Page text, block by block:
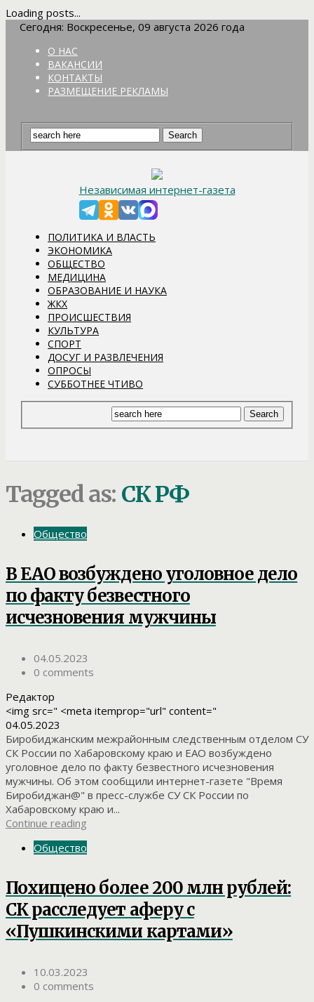
Loading posts...
Сегодня: Воскресенье, 09 августа 2026 года
О НАС
ВАКАНСИИ
КОНТАКТЫ
РАЗМЕЩЕНИЕ РЕКЛАМЫ
Независимая интернет-газета
ПОЛИТИКА И ВЛАСТЬ
ЭКОНОМИКА
ОБЩЕСТВО
МЕДИЦИНА
ОБРАЗОВАНИЕ И НАУКА
ЖКХ
ПРОИСШЕСТВИЯ
КУЛЬТУРА
СПОРТ
ДОСУГ И РАЗВЛЕЧЕНИЯ
ОПРОСЫ
СУББОТНЕЕ ЧТИВО
Tagged as: СК РФ
Общество
В ЕАО возбуждено уголовное дело
по факту безвестного
исчезновения мужчины
04.05.2023
0 comments
Редактор
<img src=" <meta itemprop="url" content="
04.05.2023
Биробиджанским межрайонным следственным отделом СУ
СК России по Хабаровскому краю и ЕАО возбуждено
уголовное дело по факту безвестного исчезновения
мужчины. Об этом сообщили интернет-газете "Время
Биробиджан@" в пресс-службе СУ СК России по
Хабаровскому краю и...
Continue reading
Общество
Похищено более 200 млн рублей:
СК расследует аферу с
«Пушкинскими картами»
10.03.2023
0 comments